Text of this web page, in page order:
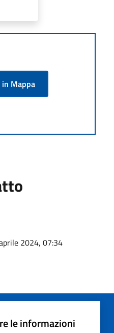
Mappa
2024, 07:34
le informazioni